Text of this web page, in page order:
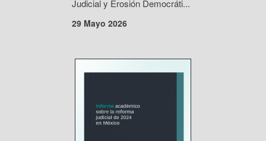
Judicial y Erosión Democráti...
29 Mayo 2026